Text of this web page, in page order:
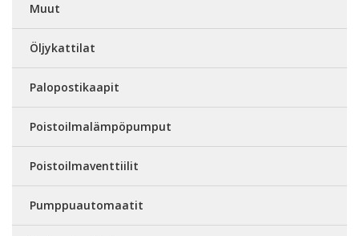
Muut
Öljykattilat
Palopostikaapit
Poistoilmalämpöpumput
Poistoilmaventtiilit
Pumppuautomaatit